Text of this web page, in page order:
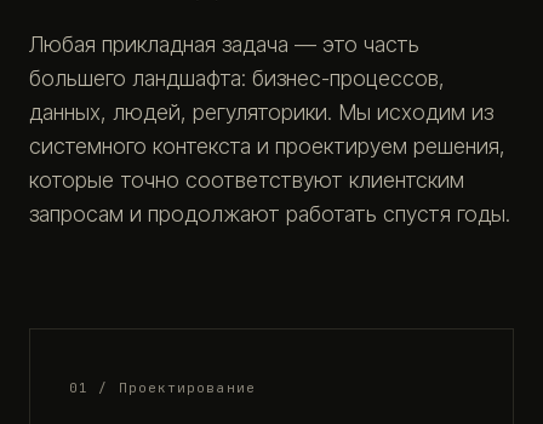
Любая прикладная задача — это часть
большего ландшафта: бизнес-процессов,
данных, людей, регуляторики. Мы исходим из
системного контекста и проектируем решения,
которые точно соответствуют клиентским
запросам и продолжают работать спустя годы.
01 / Проектирование